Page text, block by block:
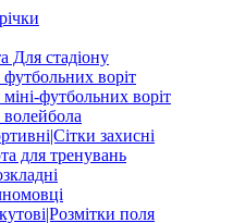
Для стадіону
футбольних воріт
футбольних воріт
захисні
для тренувань
поля